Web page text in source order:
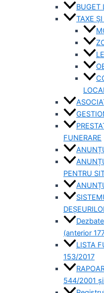
BUGET
TAXE
FUNERARE
PENTRU
(anterior
LISTA
153/2017
544/2001